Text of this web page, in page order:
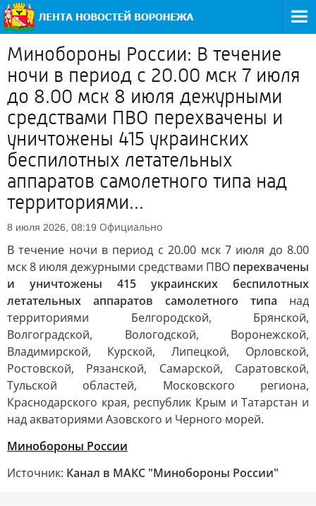
Минобороны России: В течение
ночи в период с 20.00 мск 7 июля
до 8.00 мск 8 июля дежурными
средствами ПВО перехвачены и
уничтожены 415 украинских
беспилотных летательных
аппаратов самолетного типа над
территориями...
8 июля 2026, 08:19 Официально
В течение ночи в период с 20.00 мск 7 июля до 8.00
мск 8 июля дежурными средствами ПВО перехвачены
и уничтожены 415 украинских беспилотных
летательных аппаратов самолетного типа над
территориями Белгородской, Брянской,
Волгоградской, Вологодской, Воронежской,
Владимирской, Курской, Липецкой, Орловской,
Ростовской, Рязанской, Самарской, Саратовской,
Тульской областей, Московского региона,
Краснодарского края, республик Крым и Татарстан и
над акваториями Азовского и Черного морей.
Минобороны России
Источник: Канал в МАКС "Минобороны России"